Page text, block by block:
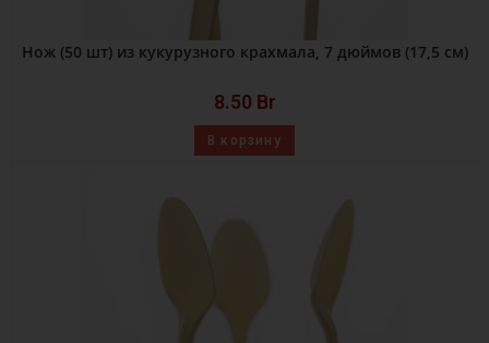
Нож (50 шт) из кукурузного крахмала, 7 дюймов (17,5 см)
8.50 Br
В корзину